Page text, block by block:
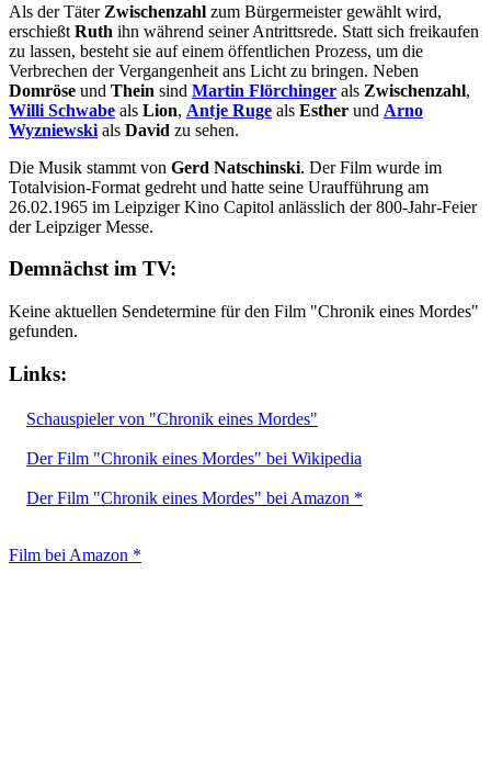
Als der Täter Zwischenzahl zum Bürgermeister gewählt wird,
erschießt Ruth ihn während seiner Antrittsrede. Statt sich freikaufen
zu lassen, besteht sie auf einem öffentlichen Prozess, um die
Verbrechen der Vergangenheit ans Licht zu bringen. Neben
Domröse und Thein sind Martin Flörchinger als Zwischenzahl,
Willi Schwabe als Lion, Antje Ruge als Esther und Arno
Wyzniewski als David zu sehen.
Die Musik stammt von Gerd Natschinski. Der Film wurde im
Totalvision-Format gedreht und hatte seine Uraufführung am
26.02.1965 im Leipziger Kino Capitol anlässlich der 800-Jahr-Feier
der Leipziger Messe.
Demnächst im TV:
Keine aktuellen Sendetermine für den Film "Chronik eines Mordes"
gefunden.
Links:
Schauspieler von "Chronik eines Mordes"
Der Film "Chronik eines Mordes" bei Wikipedia
Der Film "Chronik eines Mordes" bei Amazon *
Film bei Amazon *